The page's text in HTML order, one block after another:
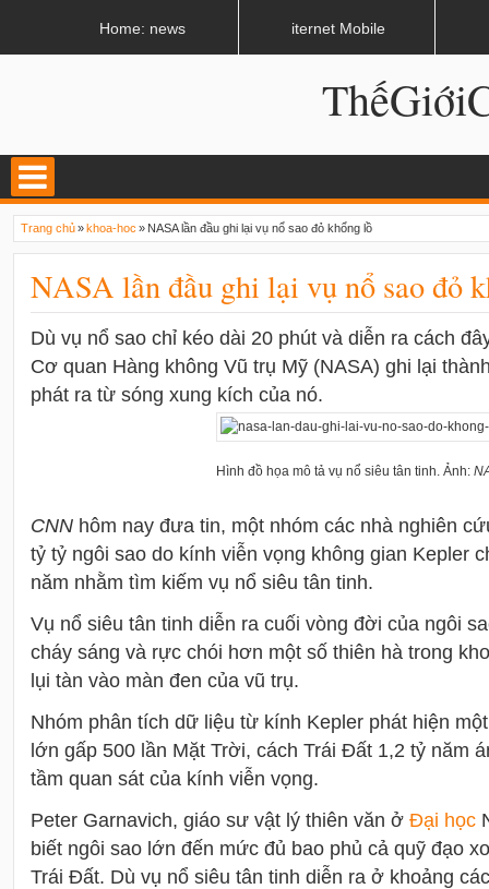
Trang chủ»khoa-hoc » NASA lần đầu ghi lại vụ nổ sao đỏ khổng lồ
NASA lần đầu ghi lại vụ nổ sao đỏ
Dù vụ nổ sao chỉ kéo dài 20 phút và diễn ra cách
Cơ quan Hàng không Vũ trụ Mỹ (NASA) ghi lại
phát ra từ sóng xung kích của nó.
Hình đồ họa mô tả vụ nổ siêu tân tinh. Ảnh:
CNN hôm nay đưa tin, một nhóm các nhà nghiên
tỷ tỷ ngôi sao do kính viễn vọng không gian Kepler
năm nhằm tìm kiếm vụ nổ siêu tân tinh.
Vụ nổ siêu tân tinh diễn ra cuối vòng đời của ngôi
cháy sáng và rực chói hơn một số thiên hà trong
lụi tàn vào màn đen của vũ trụ.
Nhóm phân tích dữ liệu từ kính Kepler phát hiện
lớn gấp 500 lần Mặt Trời, cách Trái Đất 1,2 tỷ năm
tầm quan sát của kính viễn vọng.
Peter Garnavich, giáo sư vật lý thiên văn ở Đại học
biết ngôi sao lớn đến mức đủ bao phủ cả quỹ đạo
Trái Đất. Dù vụ nổ siêu tân tinh diễn ra ở khoảng
Home: news iternet Mobile